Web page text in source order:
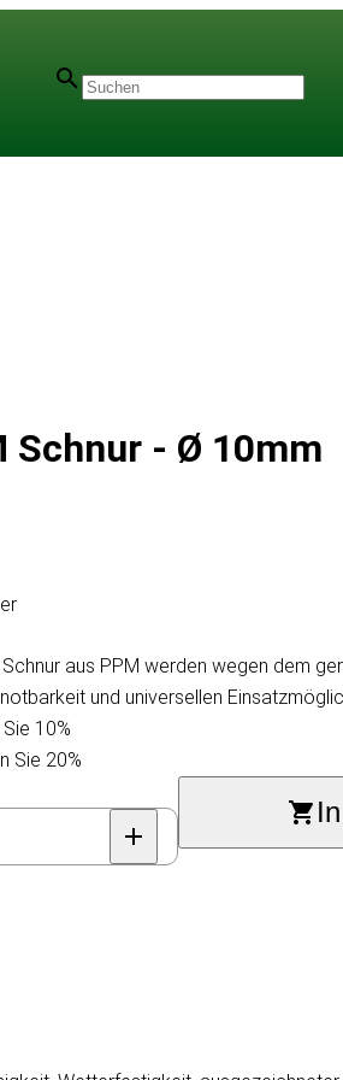
Schnur - Ø 10mm
aus PPM werden wegen dem
und universellen
10%
Sie 20%